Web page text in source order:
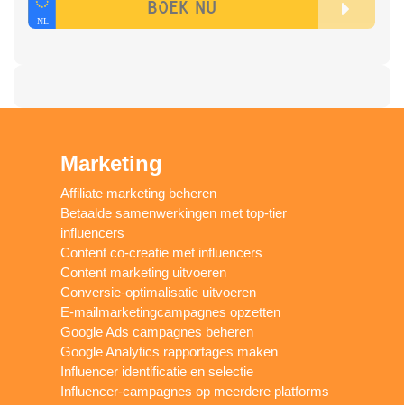
Marketing
Affiliate marketing beheren
Betaalde samenwerkingen met top-tier
influencers
Content co-creatie met influencers
Content marketing uitvoeren
Conversie-optimalisatie uitvoeren
E-mailmarketingcampagnes opzetten
Google Ads campagnes beheren
Google Analytics rapportages maken
Influencer identificatie en selectie
Influencer-campagnes op meerdere platforms